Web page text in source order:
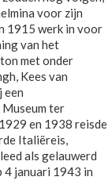
voor zijn
1915 werk in voor
van het
met onder
Kees van
een
ter
en 1938 reisde
Italiëreis,
als gelauwerd
4 januari 1943 in